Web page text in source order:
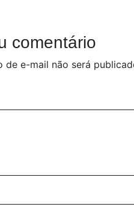
comentário
de e-mail não será